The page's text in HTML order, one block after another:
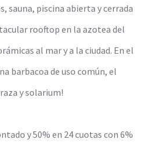
sauna, piscina abierta y cerrada
rooftop en la azotea del
al mar y a la ciudad. En el
barbacoa de uso común, el
y solarium!
y 50% en 24 cuotas con 6%